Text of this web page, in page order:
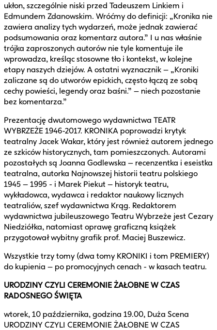
ukłon, szczególnie niski przed Tadeuszem Linkiem i
Edmundem Zdanowskim. Wróćmy do definicji: „Kronika nie
zawiera analizy tych wydarzeń, może jednak zawierać
podsumowania oraz komentarz autora.” I u nas właśnie
trójka zaproszonych autorów nie tyle komentuje ile
wprowadza, kreśląc stosowne tło i kontekst, w kolejne
etapy naszych dziejów. A ostatni wyznacznik – „Kroniki
zaliczane są do utworów epickich, często łączą ze sobą
cechy powieści, legendy oraz baśni.” – niech pozostanie
bez komentarza.”
Prezentację dwutomowego wydawnictwa TEATR
WYBRZEŻE 1946-2017. KRONIKA poprowadzi krytyk
teatralny Jacek Wakar, który jest również autorem jednego
ze szkiców historycznych, tam pomieszczonych. Autorami
pozostałych są Joanna Godlewska – recenzentka i eseistka
teatralna, autorka Najnowszej historii teatru polskiego
1945 – 1995 - i Marek Piekut – historyk teatru,
wykładowca, wydawca i redaktor naukowy licznych
teatraliów, szef wydawnictwa Krąg. Redaktorem
wydawnictwa jubileuszowego Teatru Wybrzeże jest Cezary
Niedziółka, natomiast oprawę graficzną książek
przygotował wybitny grafik prof. Maciej Buszewicz.
Wszystkie trzy tomy (dwa tomy KRONIKI i tom PREMIERY)
do kupienia – po promocyjnych cenach - w kasach teatru.
URODZINY CZYLI CEREMONIE ŻAŁOBNE W CZAS
RADOSNEGO ŚWIĘTA
wtorek, 10 października, godzina 19.00, Duża Scena
URODZINY CZYLI CEREMONIE ŻAŁOBNE W CZAS